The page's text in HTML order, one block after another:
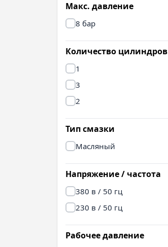
Макс. давление
8 бар
Количество цилиндров
1
3
2
Тип смазки
Масляный
Напряжение / частота
380 в / 50 гц
230 в / 50 гц
Рабочее давление